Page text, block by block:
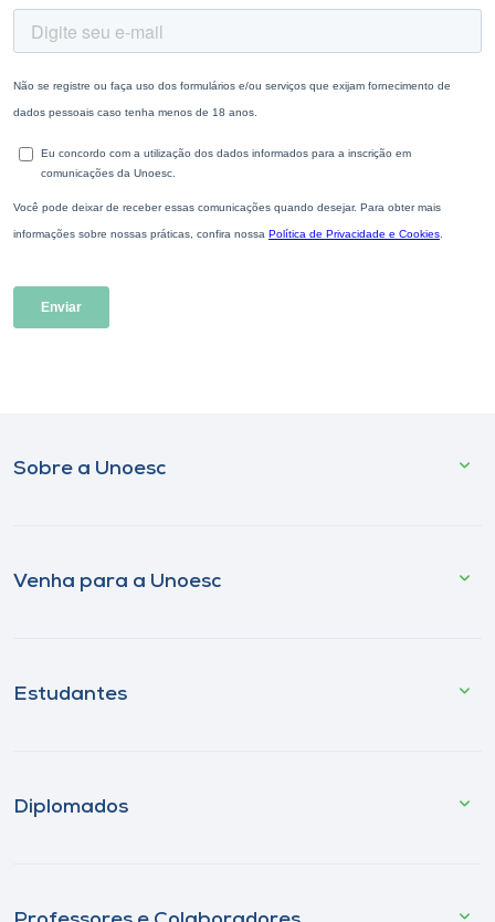
Sobre a Unoesc
Venha para a Unoesc
Estudantes
Diplomados